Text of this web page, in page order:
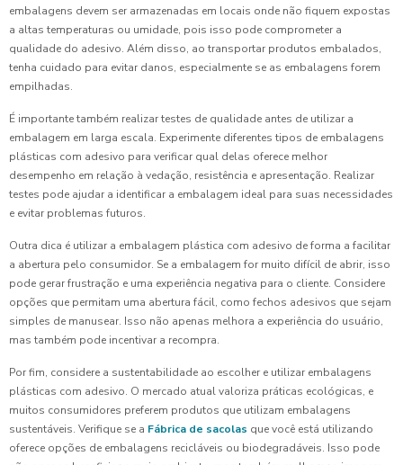
embalagens devem ser armazenadas em locais onde não fiquem expostas
a altas temperaturas ou umidade, pois isso pode comprometer a
qualidade do adesivo. Além disso, ao transportar produtos embalados,
tenha cuidado para evitar danos, especialmente se as embalagens forem
empilhadas.
É importante também realizar testes de qualidade antes de utilizar a
embalagem em larga escala. Experimente diferentes tipos de embalagens
plásticas com adesivo para verificar qual delas oferece melhor
desempenho em relação à vedação, resistência e apresentação. Realizar
testes pode ajudar a identificar a embalagem ideal para suas necessidades
e evitar problemas futuros.
Outra dica é utilizar a embalagem plástica com adesivo de forma a facilitar
a abertura pelo consumidor. Se a embalagem for muito difícil de abrir, isso
pode gerar frustração e uma experiência negativa para o cliente. Considere
opções que permitam uma abertura fácil, como fechos adesivos que sejam
simples de manusear. Isso não apenas melhora a experiência do usuário,
mas também pode incentivar a recompra.
Por fim, considere a sustentabilidade ao escolher e utilizar embalagens
plásticas com adesivo. O mercado atual valoriza práticas ecológicas, e
muitos consumidores preferem produtos que utilizam embalagens
sustentáveis. Verifique se a Fábrica de sacolas que você está utilizando
oferece opções de embalagens recicláveis ou biodegradáveis. Isso pode